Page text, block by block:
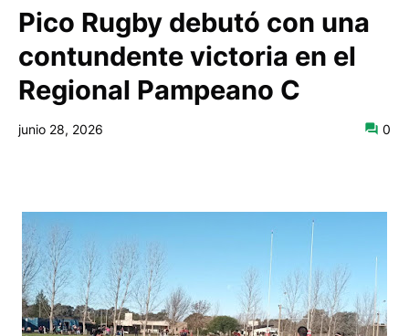
Pico Rugby debutó con una
contundente victoria en el
Regional Pampeano C
junio 28, 2026 0